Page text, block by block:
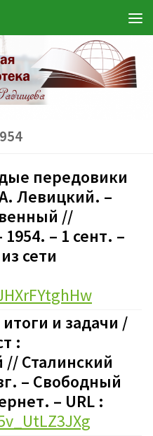
передовики
Левицкий. –
//
– 1 сент. –
сети
и задачи /
:
Сталинский
– Свободный
– URL :